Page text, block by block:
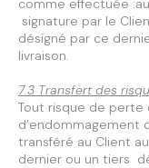
comme effectuée
signature par le
désigné par ce
livraison.
7.3 Transfert des
Tout risque de perte
d’endommagement
transféré au Client
dernier ou un tiers